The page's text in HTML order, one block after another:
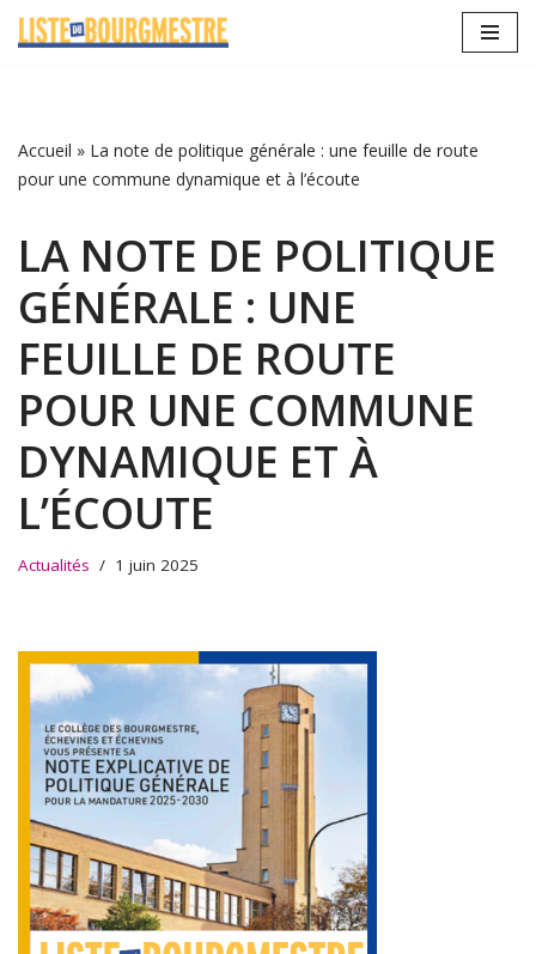
Accueil » La note de politique générale : une feuille de route
pour une commune dynamique et à l’écoute
LA NOTE DE POLITIQUE
GÉNÉRALE : UNE
FEUILLE DE ROUTE
POUR UNE COMMUNE
DYNAMIQUE ET À
L’ÉCOUTE
Actualités 1 juin 2025